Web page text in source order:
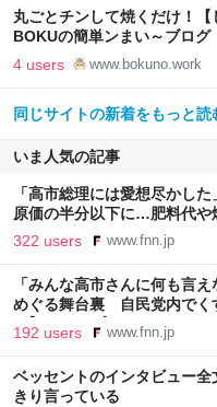
丸ごとチンして焼くだけ！
BOKUの簡単ンまい～ブログ
4 users www.bokuno.work
同じサイトの新着をもっと読
いま人気の記事
「高市総理には愛想尽かし
原価の半分以下に…肥料代や
｜FNNプライムオンライン
322 users www.fnn.jp
「みんな高市さんに何も言
めぐる舞台裏 自民党内でく
ト】｜FNNプライムオンライ
192 users www.fnn.jp
ベッセントのインタビュー
きり言っている